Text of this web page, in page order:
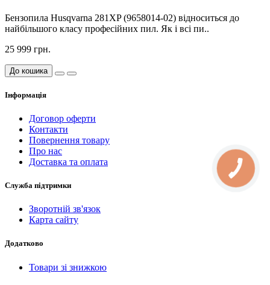
Бензопила Husqvarna 281XP (9658014-02) відноситься до
найбільшого класу професійних пил. Як і всі пи..
25 999 грн.
До кошика
Інформація
Договор оферти
Контакти
Повернення товару
Про нас
Доставка та оплата
Служба підтримки
Зворотній зв'язок
Карта сайту
Додатково
Товари зі знижкою